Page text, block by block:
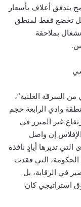
بتدفق أعلاف بأسعار
بل تخضع فقط لمنطق
بملاحقة
السرقة العلنية”،
وادي الرابعة حجم
غير المبرر في
إن واصل
تديرها أيادٍ نافذة
الحكومة، التي فقدت
في الرقابة، بل
استراتيجي كان